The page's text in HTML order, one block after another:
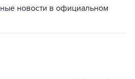
новости в официальном